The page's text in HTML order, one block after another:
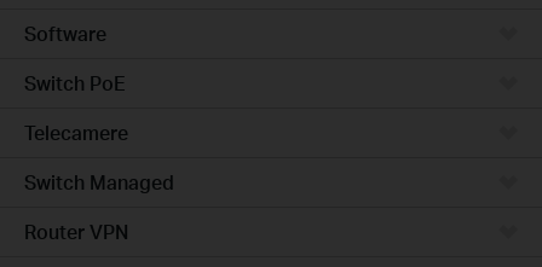
Software
Switch PoE
Telecamere
Switch Managed
Router VPN